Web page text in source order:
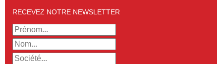
RECEVEZ NOTRE NEWSLETTER